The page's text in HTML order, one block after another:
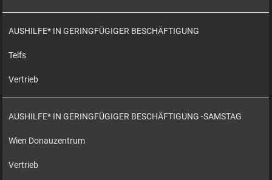
AUSHILFE* IN GERINGFÜGIGER BESCHÄFTIGUNG
Telfs
Vertrieb
AUSHILFE* IN GERINGFÜGIGER BESCHÄFTIGUNG -SAMSTAG
Wien Donauzentrum
Vertrieb